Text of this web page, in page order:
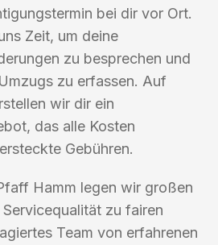
bei dir vor Ort.
Zeit, um deine
zu besprechen und
zu erfassen. Auf
wir dir ein
das alle Kosten
Gebühren.
Hamm legen wir großen
zu fairen
Team von erfahrenen